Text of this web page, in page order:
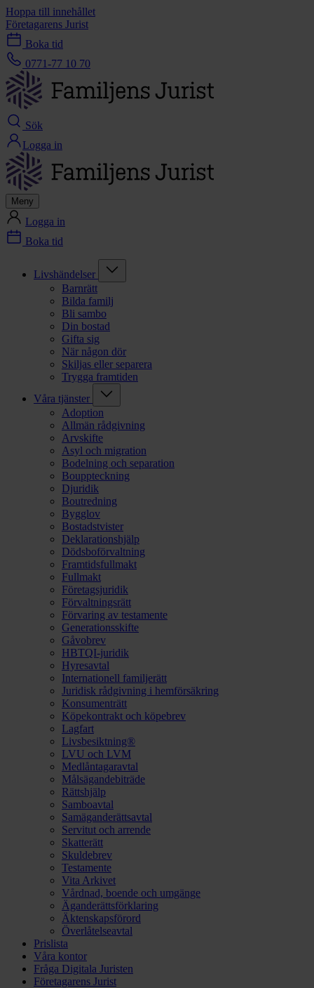
Hoppa till innehållet
Företagarens Jurist
Boka tid
0771-77 10 70
Sök
Logga in
Meny
Logga in
Boka tid
Livshändelser
Barnrätt
Bilda familj
Bli sambo
Din bostad
Gifta sig
När någon dör
Skiljas eller separera
Trygga framtiden
Våra tjänster
Adoption
Allmän rådgivning
Arvskifte
Asyl och migration
Bodelning och separation
Bouppteckning
Djuridik
Boutredning
Bygglov
Bostadstvister
Deklarationshjälp
Dödsboförvaltning
Framtidsfullmakt
Fullmakt
Företagsjuridik
Förvaltningsrätt
Förvaring av testamente
Generationsskifte
Gåvobrev
HBTQI-juridik
Hyresavtal
Internationell familjerätt
Juridisk rådgivning i hemförsäkring
Konsumenträtt
Köpekontrakt och köpebrev
Lagfart
Livsbesiktning®
LVU och LVM
Medlåntagaravtal
Målsägandebiträde
Rättshjälp
Samboavtal
Samäganderättsavtal
Servitut och arrende
Skatterätt
Skuldebrev
Testamente
Vita Arkivet
Vårdnad, boende och umgänge
Äganderättsförklaring
Äktenskapsförord
Överlåtelseavtal
Prislista
Våra kontor
Fråga Digitala Juristen
Företagarens Jurist